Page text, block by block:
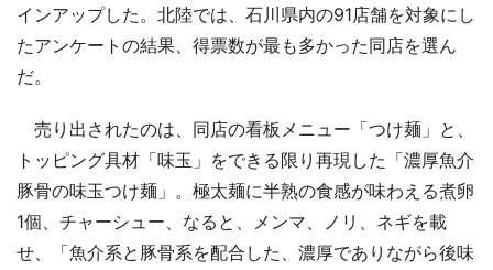
インアップした。北陸では、石川県内の91店舗を対象にし
たアンケートの結果、得票数が最も多かった同店を選ん
だ。
売り出されたのは、同店の看板メニュー「つけ麺」と、
トッピング具材「味玉」をできる限り再現した「濃厚魚介
豚骨の味玉つけ麺」。極太麺に半熟の食感が味わえる煮卵
1個、チャーシュー、なると、メンマ、ノリ、ネギを載
せ、「魚介系と豚骨系を配合した、濃厚でありながら後味